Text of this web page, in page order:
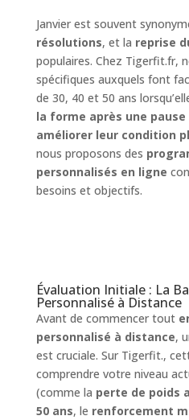
Janvier est souvent
résolutions, et la reprise
populaires. Chez Tigerfit.fr,
spécifiques auxquels font
de 30, 40 et 50 ans
la forme après une
améliorer leur condition
nous proposons des
personnalisés en ligne
besoins et objectifs.
Évaluation Initiale : La
Personnalisé à Distance
Avant de commencer tout
personnalisé à distance,
est cruciale. Sur Tigerfit.,
comprendre votre niveau
(comme la perte de poids
50 ans, le renforcement